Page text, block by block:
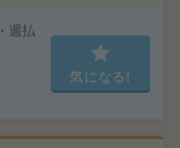
週払
気になる!